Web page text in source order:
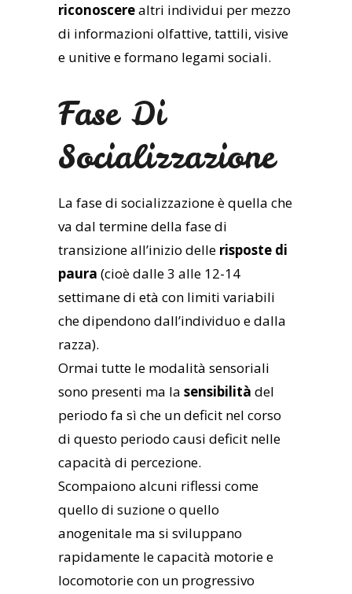
riconoscerealtri individui per mezzo
di informazioni olfattive, tattili, visive
e unitive e formano legami sociali.
Fase Di
Socializzazione
La fase di socializzazione è quella che
va dal termine della fase di
transizione all’inizio delle risposte di
paura (cioè dalle 3 alle 12-14
settimane di età con limiti variabili
che dipendono dall’individuo e dalla
razza).
Ormai tutte le modalità sensoriali
sono presenti ma la sensibilità del
periodo fa sì che un deficit nel corso
di questo periodo causi deficit nelle
capacità di percezione.
Scompaiono alcuni riflessi come
quello di suzione o quello
anogenitale ma si sviluppano
rapidamente le capacità motorie e
locomotorie con un progressivo